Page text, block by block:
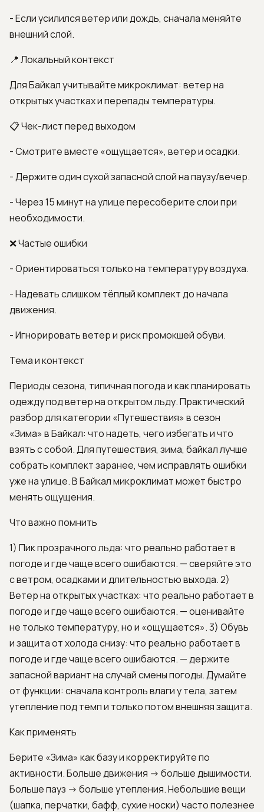
- Если усилился ветер или дождь, сначала меняйте
внешний слой.
📍 Локальный контекст
Для Байкал учитывайте микроклимат: ветер на
открытых участках и перепады температуры.
📋 Чек-лист перед выходом
- Смотрите вместе «ощущается», ветер и осадки.
- Держите один сухой запасной слой на паузу/вечер.
- Через 15 минут на улице пересоберите слои при
необходимости.
❌ Частые ошибки
- Ориентироваться только на температуру воздуха.
- Надевать слишком тёплый комплект до начала
движения.
- Игнорировать ветер и риск промокшей обуви.
Тема и контекст
Периоды сезона, типичная погода и как планировать
одежду под ветер на открытом льду. Практический
разбор для категории «Путешествия» в сезон
«Зима» в Байкал: что надеть, чего избегать и что
взять с собой. Для путешествия, зима, байкал лучше
собрать комплект заранее, чем исправлять ошибки
уже на улице. В Байкал микроклимат может быстро
менять ощущения.
Что важно помнить
1) Пик прозрачного льда: что реально работает в
погоде и где чаще всего ошибаются. — сверяйте это
с ветром, осадками и длительностью выхода. 2)
Ветер на открытых участках: что реально работает в
погоде и где чаще всего ошибаются. — оценивайте
не только температуру, но и «ощущается». 3) Обувь
и защита от холода снизу: что реально работает в
погоде и где чаще всего ошибаются. — держите
запасной вариант на случай смены погоды. Думайте
от функции: сначала контроль влаги у тела, затем
утепление под темп и только потом внешняя защита.
Как применять
Берите «Зима» как базу и корректируйте по
активности. Больше движения -> больше дышимости.
Больше пауз -> больше утепления. Небольшие вещи
(шапка, перчатки, бафф, сухие носки) часто полезнее